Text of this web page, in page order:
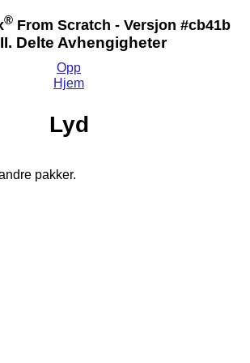
® From Scratch - Versjon #cb41b
Delte Avhengigheter
Opp
Hjem
Lyd
pakker.